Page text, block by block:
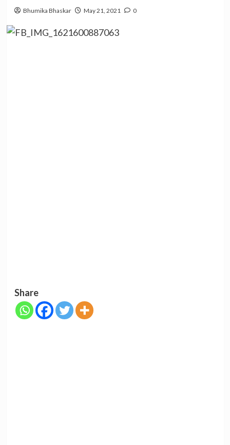
Bhumika Bhaskar May 21, 2021 0
Share